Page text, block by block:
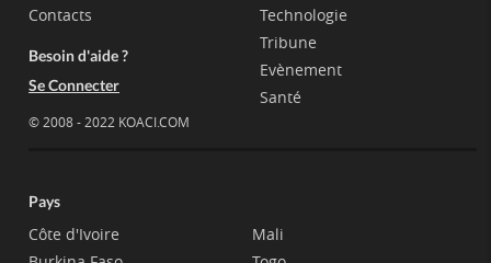
Contacts
Besoin d'aide ?
Se Connecter
© 2008 - 2022 KOACI.COM
Technologie
Tribune
Evènement
Santé
Pays
Côte d'Ivoire
Mali